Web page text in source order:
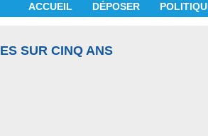
ACCUEIL DÉPOSER
SUR CINQ ANS